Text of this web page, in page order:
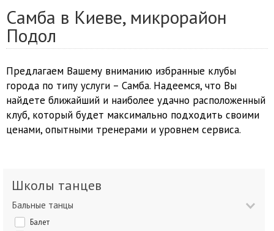
Самба в Киеве, микрорайон
Подол
Предлагаем Вашему вниманию избранные клубы
города по типу услуги – Самба. Надеемся, что Вы
найдете ближайший и наиболее удачно расположенный
клуб, который будет максимально подходить своими
ценами, опытными тренерами и уровнем сервиса.
Школы танцев
Бальные танцы
Балет